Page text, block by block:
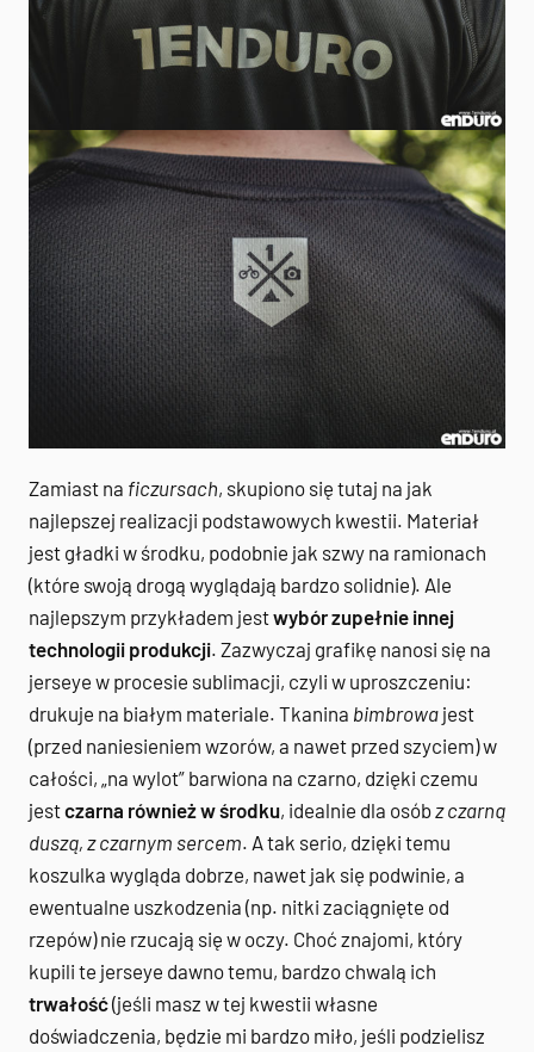
Zamiast na ficzursach, skupiono się tutaj na jak
najlepszej realizacji podstawowych kwestii. Materiał
jest gładki w środku, podobnie jak szwy na ramionach
(które swoją drogą wyglądają bardzo solidnie). Ale
najlepszym przykładem jestwybór zupełnie innej
technologii produkcji. Zazwyczaj grafikę nanosi się na
jerseye w procesie sublimacji, czyli w uproszczeniu:
drukuje na białym materiale. Tkanina bimbrowa jest
(przed naniesieniem wzorów, a nawet przed szyciem) w
całości, „na wylot” barwiona na czarno, dzięki czemu
jestczarna również w środku, idealnie dla osób z czarną
duszą, z czarnym sercem. A tak serio, dzięki temu
koszulka wygląda dobrze, nawet jak się podwinie, a
ewentualne uszkodzenia (np. nitki zaciągnięte od
rzepów) nie rzucają się w oczy. Choć znajomi, który
kupili te jerseye dawno temu, bardzo chwalą ich
trwałość(jeśli masz w tej kwestii własne
doświadczenia, będzie mi bardzo miło, jeśli podzielisz